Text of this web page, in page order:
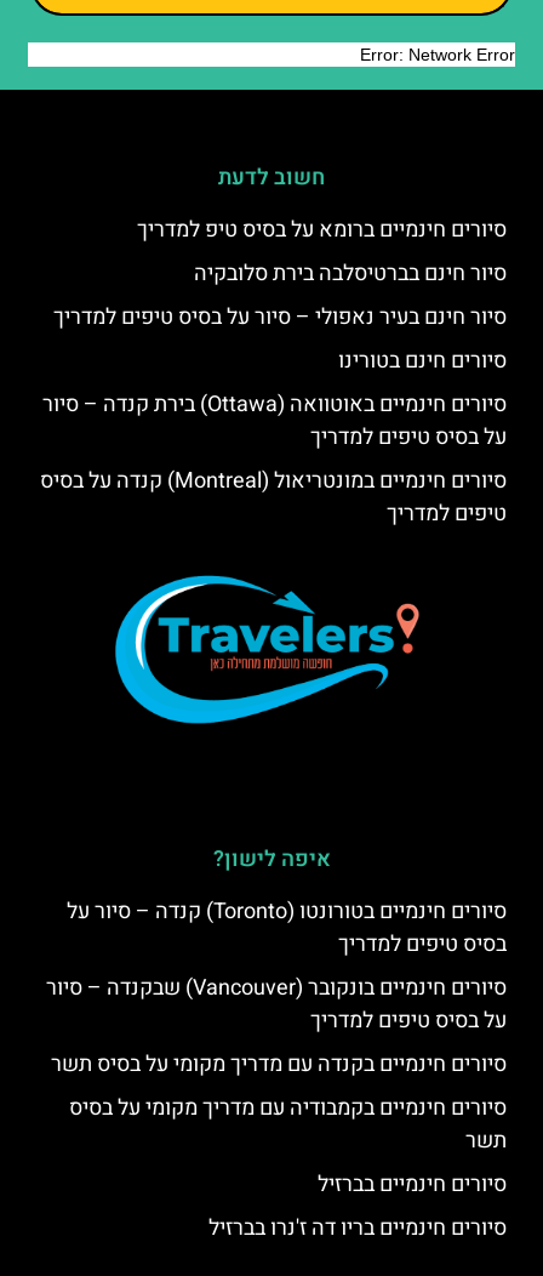
חשוב לדעת
סיורים חינמיים ברומא על בסיס טיפ למדריך
סיור חינם בברטיסלבה בירת סלובקיה
סיור חינם בעיר נאפולי – סיור על בסיס טיפים למדריך
סיורים חינם בטורינו
סיורים חינמיים באוטוואה (Ottawa) בירת קנדה – סיור
על בסיס טיפים למדריך
סיורים חינמיים במונטריאול (Montreal) קנדה על בסיס
טיפים למדריך
איפה לישון?
סיורים חינמיים בטורונטו (Toronto) קנדה – סיור על
בסיס טיפים למדריך
סיורים חינמיים בונקובר (Vancouver) שבקנדה – סיור
על בסיס טיפים למדריך
סיורים חינמיים בקנדה עם מדריך מקומי על בסיס תשר
סיורים חינמיים בקמבודיה עם מדריך מקומי על בסיס
תשר
סיורים חינמיים בברזיל
סיורים חינמיים בריו דה ז'נרו בברזיל